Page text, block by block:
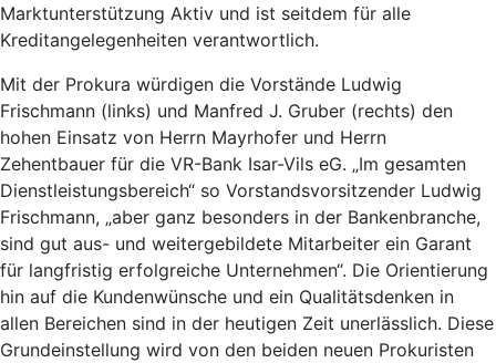
Marktunterstützung Aktiv und ist seitdem für alle
Kreditangelegenheiten verantwortlich.
Mit der Prokura würdigen die Vorstände Ludwig
Frischmann (links) und Manfred J. Gruber (rechts) den
hohen Einsatz von Herrn Mayrhofer und Herrn
Zehentbauer für die VR-Bank Isar-Vils eG. „Im gesamten
Dienstleistungsbereich“ so Vorstandsvorsitzender Ludwig
Frischmann, „aber ganz besonders in der Bankenbranche,
sind gut aus- und weitergebildete Mitarbeiter ein Garant
für langfristig erfolgreiche Unternehmen“. Die Orientierung
hin auf die Kundenwünsche und ein Qualitätsdenken in
allen Bereichen sind in der heutigen Zeit unerlässlich. Diese
Grundeinstellung wird von den beiden neuen Prokuristen